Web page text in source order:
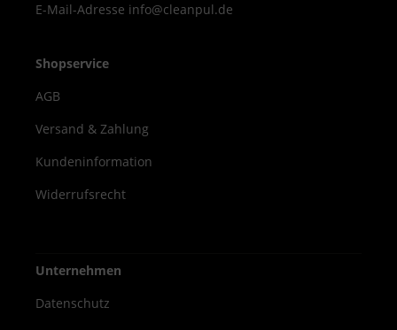
E-Mail-Adresse info@cleanpul.de
Shopservice
AGB
Versand & Zahlung
Kundeninformation
Widerrufsrecht
Unternehmen
Datenschutz